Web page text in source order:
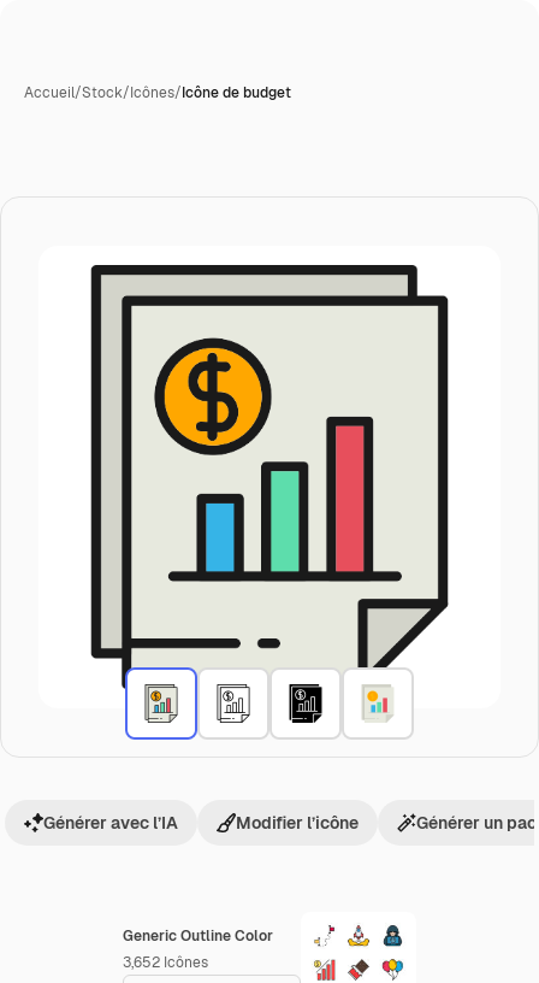
Accueil/Stock/Icônes/Icône de budget
Generic Outline Color
3,652 Icônes
Générer avec l’IA Modifier l’icône Générer un